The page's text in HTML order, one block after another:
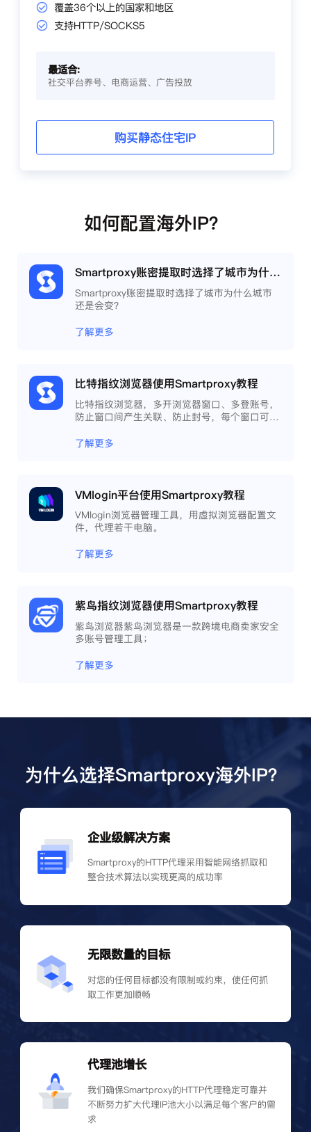
覆盖36个以上的国家和地区
支持HTTP/SOCKS5
最适合:
社交平台养号、电商运营、广告投放
购买静态住宅IP
如何配置海外IP？
Smartproxy账密提取时选择了城市为什么城市还是会变？
Smartproxy账密提取时选择了城市为什么城市
还是会变？
了解更多
比特指纹浏览器使用Smartproxy教程
比特指纹浏览器，多开浏览器窗口、多登账号，
防止窗口间产生关联、防止封号，每个窗口可以
相互间完全环境独立、隔离，避免关联封号。
了解更多
VMlogin平台使用Smartproxy教程
VMlogin浏览器管理工具，用虚拟浏览器配置文
件，代理若干电脑。
了解更多
紫鸟指纹浏览器使用Smartproxy教程
紫鸟浏览器紫鸟浏览器是一款跨境电商卖家安全
多账号管理工具；
了解更多
为什么选择Smartproxy海外IP？
企业级解决方案
Smartproxy的HTTP代理采用智能网络抓取和
整合技术算法以实现更高的成功率
无限数量的目标
对您的任何目标都没有限制或约束，使任何抓
取工作更加顺畅
代理池增长
我们确保Smartproxy的HTTP代理稳定可靠并
不断努力扩大代理IP池大小以满足每个客户的需
求